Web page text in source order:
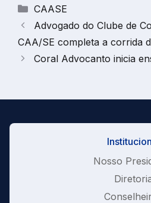
Categorias
CAASE
Advogado do Clube de
CAA/SE completa a corrida
Coral Advocanto inicia
Nosso